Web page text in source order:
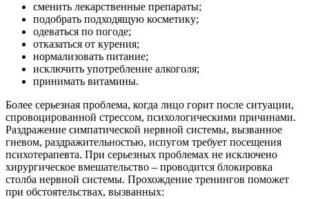
сменить лекарственные препараты;
подобрать подходящую косметику;
одеваться по погоде;
отказаться от курения;
нормализовать питание;
исключить употребление алкоголя;
принимать витамины.
Более серьезная проблема, когда лицо горит после ситуации,
спровоцированной стрессом, психологическими причинами.
Раздражение симпатической нервной системы, вызванное
гневом, раздражительностью, испугом требует посещения
психотерапевта. При серьезных проблемах не исключено
хирургическое вмешательство – проводится блокировка
столба нервной системы. Прохождение тренингов поможет
при обстоятельствах, вызванных: